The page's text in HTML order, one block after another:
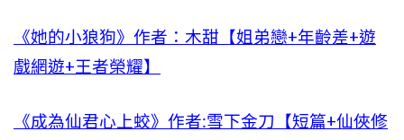
《她的小狼狗》作者：木甜【姐弟戀+年齡差+遊
戲網遊+王者榮耀】
《成為仙君心上蛟》作者:雪下金刀【短篇+仙俠修